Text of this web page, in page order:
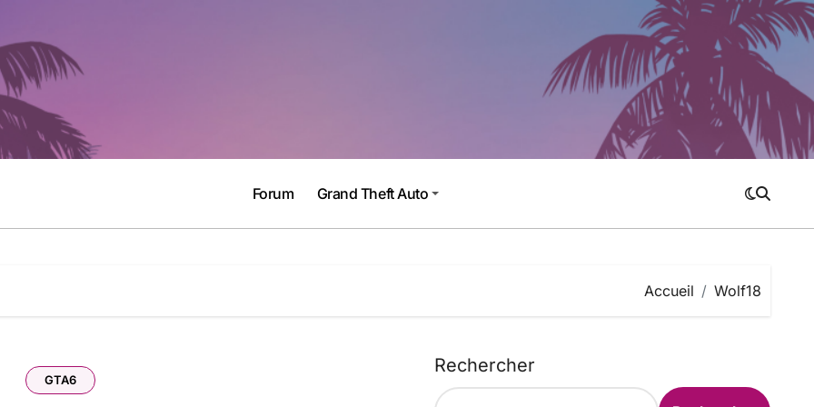
Forum Grand Theft Auto
Accueil Wolf18
GTA6
Rechercher